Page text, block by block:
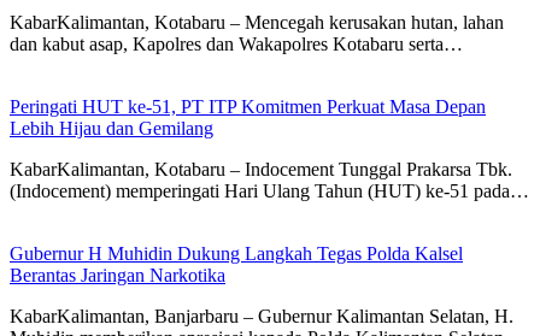
KabarKalimantan, Kotabaru – Mencegah kerusakan hutan, lahan
dan kabut asap, Kapolres dan Wakapolres Kotabaru serta…
Peringati HUT ke-51, PT ITP Komitmen Perkuat Masa Depan
Lebih Hijau dan Gemilang
KabarKalimantan, Kotabaru – Indocement Tunggal Prakarsa Tbk.
(Indocement) memperingati Hari Ulang Tahun (HUT) ke-51 pada…
Gubernur H Muhidin Dukung Langkah Tegas Polda Kalsel
Berantas Jaringan Narkotika
KabarKalimantan, Banjarbaru – Gubernur Kalimantan Selatan, H.